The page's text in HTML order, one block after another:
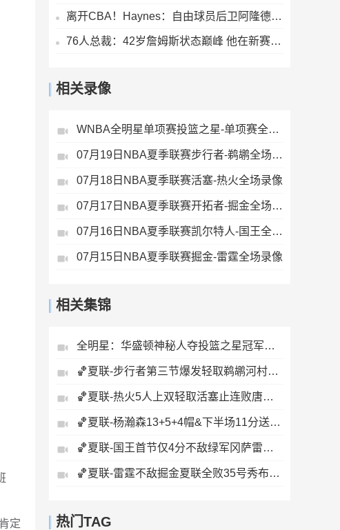
定
离开CBA！Haynes：自由球员后卫阿隆德斯·威廉姆斯签约奇才
76人总裁：42岁詹姆斯状态巅峰 他在新赛季能打出MVP级别的表现
相关录像
WNBA全明星单项赛投篮之星-单项赛全场录像
07月19日NBA夏季联赛步行者-鹈鹕全场录像
07月18日NBA夏季联赛活塞-热火全场录像
07月17日NBA夏季联赛开拓者-掘金全场录像
07月16日NBA夏季联赛凯尔特人-国王全场录像
07月15日NBA夏季联赛掘金-雷霆全场录像
相关集锦
全明星：华盛顿神秘人夺投篮之星冠军！福德夺得三分大赛冠军！
🏀夏联-步行者第三节爆发轻取鹈鹕河村勇辉5+5+12斯劳森22分
🏀夏联-热火5人上双轻取活塞止连败唐纳森20+8+10奥科里27分
🏀夏联-杨瀚森13+5+4帽&下半场11分送惊艳妙传开拓者力克掘金
🏀夏联-国王首节仅4分不敌绿军冈萨雷斯24+10+5塞纳克10+12
🏀夏联-雷霆不敌掘金夏联全败35号秀布拉齐尔32+6马拉14+7+6
热门TAG